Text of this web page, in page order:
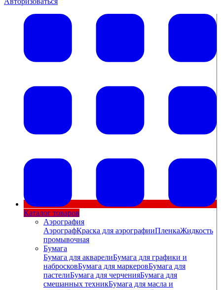
Каталог товаров
Аэрография
АэрографКраска для аэрографииПленкаЖидкость
промывочная
Бумага
Бумага для акварелиБумага для графики и
набросковБумага для маркеровБумага для
пастелиБумага для черченияБумага для
смешанных техникБумага для масла и